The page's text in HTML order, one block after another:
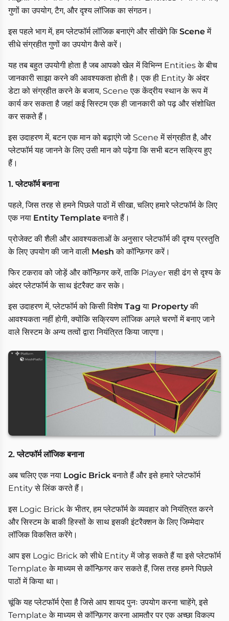
गुणों का उपयोग, टैग, और दृश्य लॉजिक का संगठन।
इस पहले भाग में, हम प्लेटफॉर्म लॉजिक बनाएंगे और सीखेंगे किSceneमें
सीधे संग्रहीत गुणों का उपयोग कैसे करें।
यह तब बहुत उपयोगी होता है जब आपको खेल में विभिन्न Entities के बीच
जानकारी साझा करने की आवश्यकता होती है। एक ही Entity के अंदर
डेटा को संग्रहीत करने के बजाय, Scene एक केंद्रीय स्थान के रूप में
कार्य कर सकता है जहां कई सिस्टम एक ही जानकारी को पढ़ और संशोधित
कर सकते हैं।
इस उदाहरण में, बटन एक मान को बढ़ाएंगे जो Scene में संग्रहीत है, और
प्लेटफॉर्म यह जानने के लिए उसी मान को पढ़ेगा कि सभी बटन सक्रिय हुए
हैं।
1. प्लेटफॉर्म बनाना
पहले, जिस तरह से हमने पिछले पाठों में सीखा, चलिए हमारे प्लेटफॉर्म के लिए
एक नया Entity Templateबनाते हैं।
प्रोजेक्ट की शैली और आवश्यकताओं के अनुसार प्लेटफॉर्म की दृश्य प्रस्तुति
के लिए उपयोग की जाने वाली Mesh को कॉन्फ़िगर करें।
फिर टकराव को जोड़ें और कॉन्फ़िगर करें, ताकि Player सही ढंग से दृश्य के
अंदर प्लेटफॉर्म के साथ इंटरैक्ट कर सके।
इस उदाहरण में, प्लेटफॉर्म को किसी विशेष Tag या Propertyकी
आवश्यकता नहीं होगी, क्योंकि सक्रियण लॉजिक अगले चरणों में बनाए जाने
वाले सिस्टम के अन्य तत्वों द्वारा नियंत्रित किया जाएगा।
2. प्लेटफॉर्म लॉजिक बनाना
अब चलिए एक नया Logic Brickबनाते हैं और इसे हमारे प्लेटफॉर्म
Entity से लिंक करते हैं।
इस Logic Brick के भीतर, हम प्लेटफॉर्म के व्यवहार को नियंत्रित करने
और सिस्टम के बाकी हिस्सों के साथ इसकी इंटरैक्शन के लिए जिम्मेदार
लॉजिक विकसित करेंगे।
आप इस Logic Brick को सीधे Entity में जोड़ सकते हैं या इसे प्लेटफॉर्म
Template के माध्यम से कॉन्फ़िगर कर सकते हैं, जिस तरह हमने पिछले
पाठों में किया था।
चूंकि यह प्लेटफॉर्म ऐसा है जिसे आप शायद पुनः उपयोग करना चाहेंगे, इसे
Template के माध्यम से कॉन्फ़िगर करना आमतौर पर एक अच्छा विकल्प